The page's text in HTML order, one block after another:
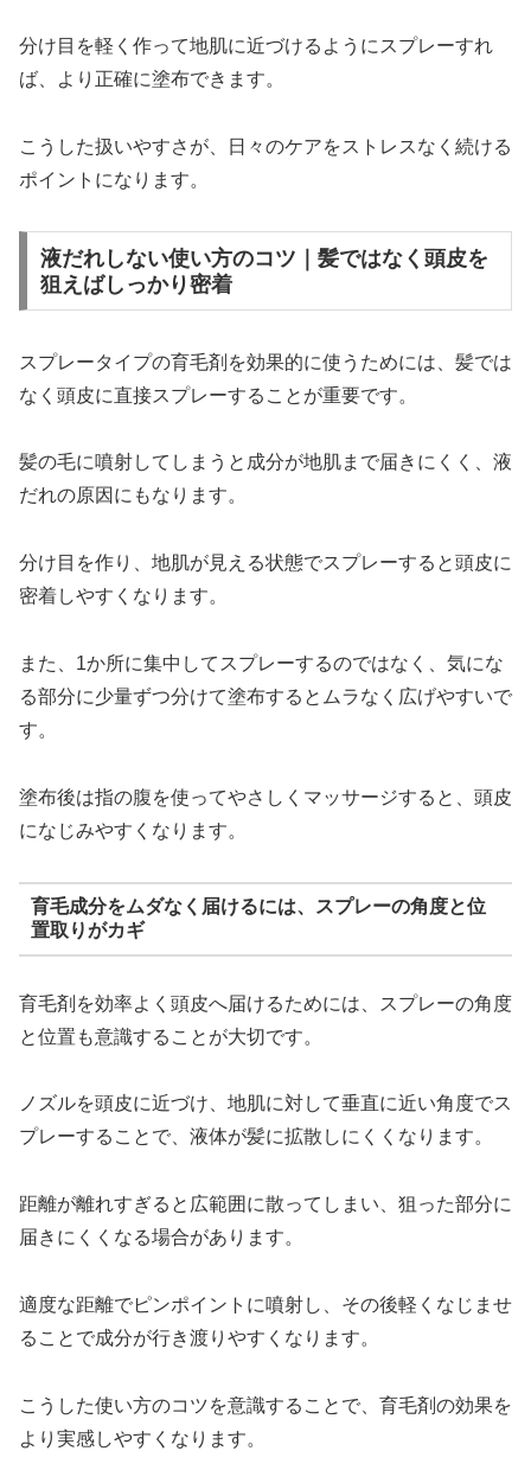
分け目を軽く作って地肌に近づけるようにスプレーすれ
ば、より正確に塗布できます。
こうした扱いやすさが、日々のケアをストレスなく続ける
ポイントになります。
液だれしない使い方のコツ｜髪ではなく頭皮を
狙えばしっかり密着
スプレータイプの育毛剤を効果的に使うためには、髪では
なく頭皮に直接スプレーすることが重要です。
髪の毛に噴射してしまうと成分が地肌まで届きにくく、液
だれの原因にもなります。
分け目を作り、地肌が見える状態でスプレーすると頭皮に
密着しやすくなります。
また、1か所に集中してスプレーするのではなく、気にな
る部分に少量ずつ分けて塗布するとムラなく広げやすいで
す。
塗布後は指の腹を使ってやさしくマッサージすると、頭皮
になじみやすくなります。
育毛成分をムダなく届けるには、スプレーの角度と位
置取りがカギ
育毛剤を効率よく頭皮へ届けるためには、スプレーの角度
と位置も意識することが大切です。
ノズルを頭皮に近づけ、地肌に対して垂直に近い角度でス
プレーすることで、液体が髪に拡散しにくくなります。
距離が離れすぎると広範囲に散ってしまい、狙った部分に
届きにくくなる場合があります。
適度な距離でピンポイントに噴射し、その後軽くなじませ
ることで成分が行き渡りやすくなります。
こうした使い方のコツを意識することで、育毛剤の効果を
より実感しやすくなります。